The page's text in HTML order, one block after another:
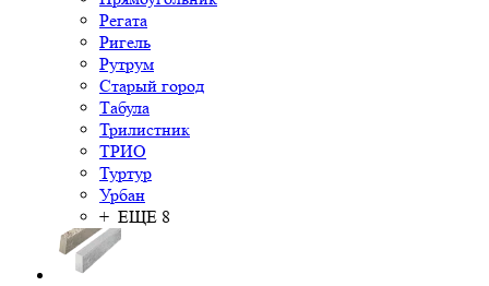
Регата
Ригель
Рутрум
Старый город
Табула
Трилистник
ТРИО
Туртур
Урбан
+ ЕЩЕ 8